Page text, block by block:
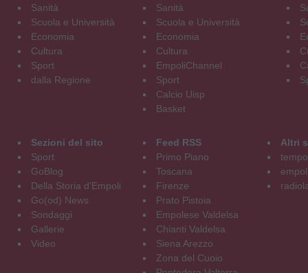
Sanità
Scuola e Università
Economia
Cultura
Sport
dalla Regione
Sanità
Scuola e Università
Economia
Cultura
EmpoliChannel
Sport
Calcio Uisp
Basket
Sezioni del sito
Sport
GoBlog
Della Storia d'Empoli
Go(od) News
Sondaggi
Gallerie
Video
Feed RSS
Primo Piano
Toscana
Firenze
Prato Pistoia
Empolese Valdelsa
Chianti Valdelsa
Siena Arezzo
Zona del Cuoio
Altri